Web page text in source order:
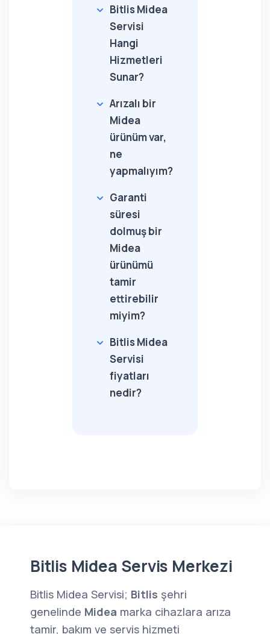
Bitlis Midea
Servisi
Hangi
Hizmetleri
Sunar?
Arızalı bir
Midea
ürünüm var,
ne
yapmalıyım?
Garanti
süresi
dolmuş bir
Midea
ürünümü
tamir
ettirebilir
miyim?
Bitlis Midea
Servisi
fiyatları
nedir?
Bitlis Midea Servis Merkezi
Bitlis Midea Servisi; Bitlis şehri
genelinde Midea marka cihazlara arıza
tamir, bakım ve servis hizmeti